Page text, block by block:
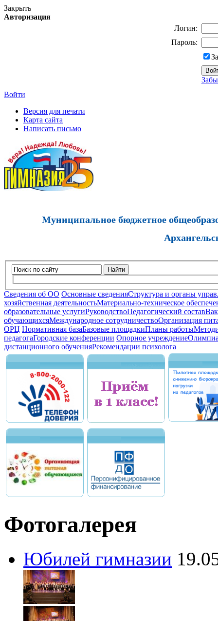
Закрыть
Авторизация
Логин:
Пароль:
Войти
Версия для печати
Карта сайта
Написать письмо
Муниципальное бюджетное
Найти
Сведения об ОО Основные сведенияСтруктура и органы
хозяйственная деятельностьМатериально-техническое
образовательные услугиРуководствоПедагогический состав
обучающихсяМеждународное сотрудничествоОрганизация
ОРЦ Нормативная базаБазовые площадкиПланы работы
педагогаГородские конференции Опорное учреждение
дистанционного обученияРекомендации психолога
Фотогалерея
Юбилей гимназии